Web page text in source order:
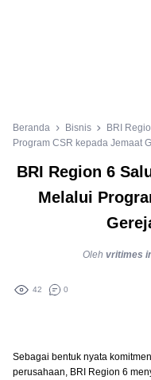
Beranda Bisnis
BRI
Program CSR kepada Jemaat
BRI Region 6
Melalui
Oleh vritimes
42 0
Sebagai bentuk nyata
perusahaan, BRI Region 6